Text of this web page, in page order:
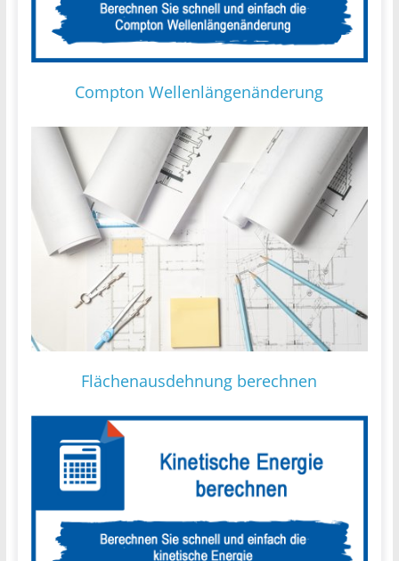
Compton Wellenlängenänderung
Flächenausdehnung berechnen